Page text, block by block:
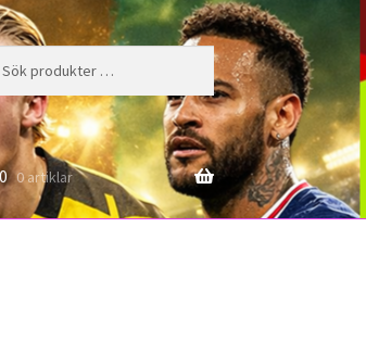
0 artiklar